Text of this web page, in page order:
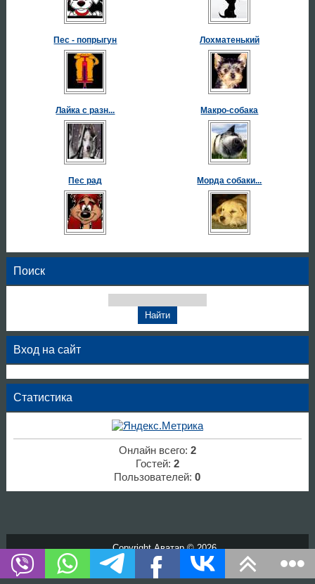
Пес - попрыгун Лохматенький
Лайка с разн... Макро-собака
Пес рад Морда собаки...
Поиск
Вход на сайт
Статистика
Онлайн всего: 2
Гостей: 2
Пользователей:0
Copyright Аватар © 2026
Хостинг от
uCoz